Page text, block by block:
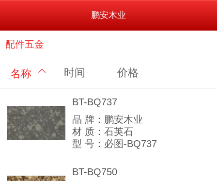
鹏安木业
配件五金
名称 时间 价格
BT-BQ737
品 牌：鹏安木业
材 质：石英石
型 号：必图-BQ737
BT-BQ750